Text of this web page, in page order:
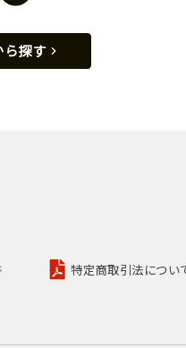
ら探す
特定商取引法につい